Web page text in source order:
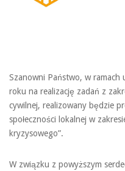
Szanowni Państwo, w ramach
roku na realizację zadań z
cywilnej, realizowany będzie
społeczności lokalnej w
kryzysowego”.
W związku z powyższym